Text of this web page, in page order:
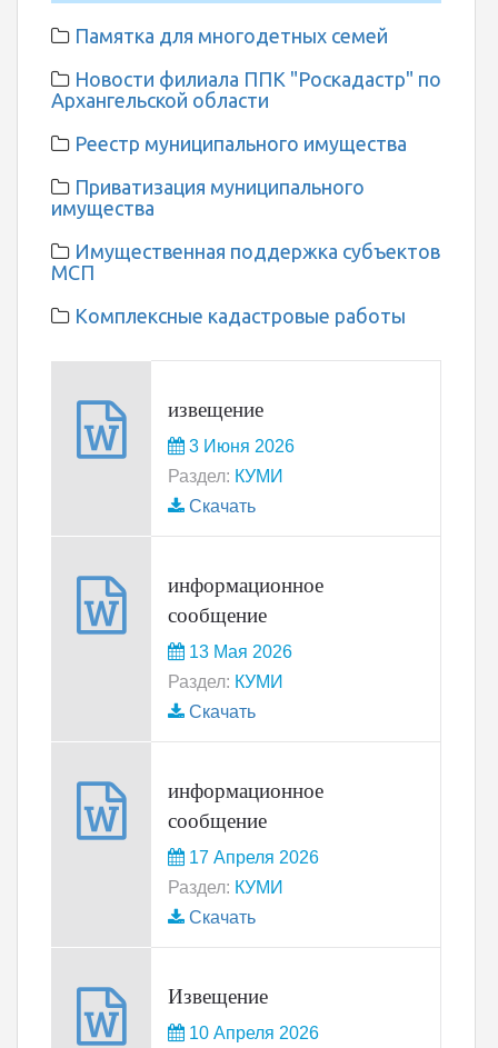
Памятка для многодетных семей
Новости филиала ППК "Роскадастр" по
Архангельской области
Реестр муниципального имущества
Приватизация муниципального
имущества
Имущественная поддержка субъектов
МСП
Комплексные кадастровые работы
извещение
3 Июня 2026
Раздел: КУМИ
Скачать
информационное
сообщение
13 Мая 2026
Раздел: КУМИ
Скачать
информационное
сообщение
17 Апреля 2026
Раздел: КУМИ
Скачать
Извещение
10 Апреля 2026